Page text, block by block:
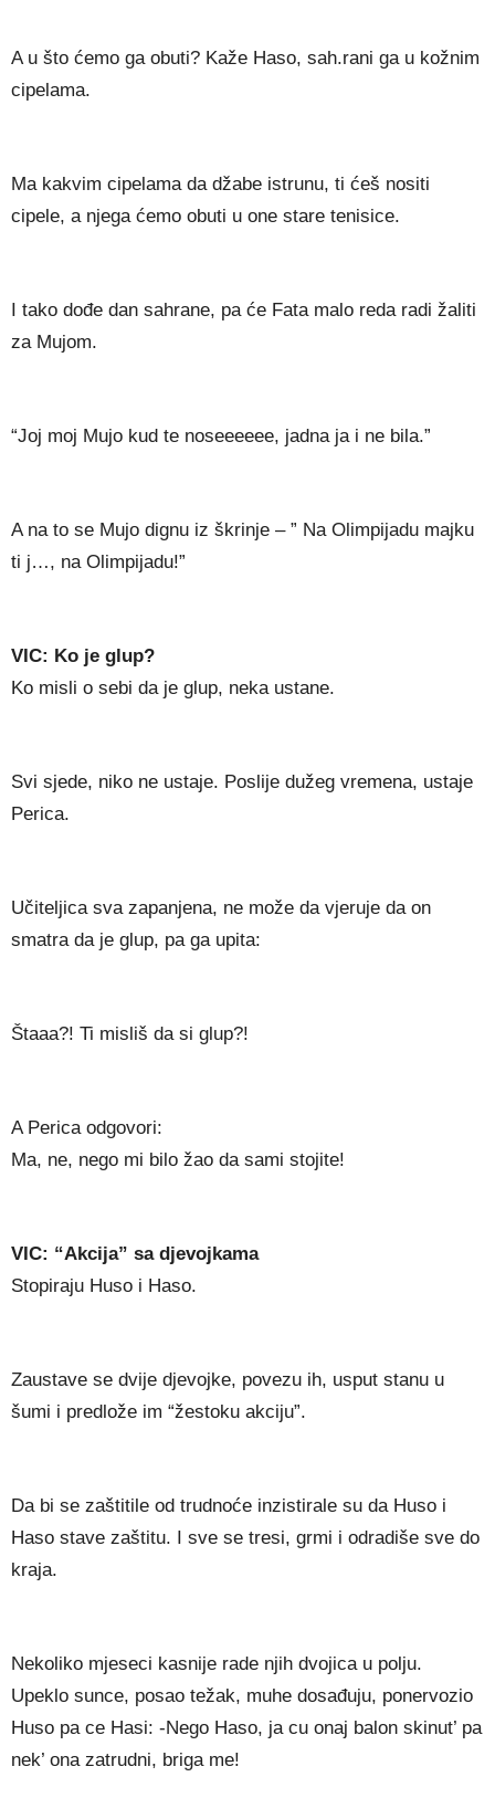
A u što ćemo ga obuti? Kaže Haso, sah.rani ga u kožnim
cipelama.
Ma kakvim cipelama da džabe istrunu, ti ćeš nositi
cipele, a njega ćemo obuti u one stare tenisice.
I tako dođe dan sahrane, pa će Fata malo reda radi žaliti
za Mujom.
“Joj moj Mujo kud te noseeeeee, jadna ja i ne bila.”
A na to se Mujo dignu iz škrinje – ” Na Olimpijadu majku
ti j…, na Olimpijadu!”
VIC: Ko je glup?
Ko misli o sebi da je glup, neka ustane.
Svi sjede, niko ne ustaje. Poslije dužeg vremena, ustaje
Perica.
Učiteljica sva zapanjena, ne može da vjeruje da on
smatra da je glup, pa ga upita:
Štaaa?! Ti misliš da si glup?!
A Perica odgovori:
Ma, ne, nego mi bilo žao da sami stojite!
VIC: “Akcija” sa djevojkama
Stopiraju Huso i Haso.
Zaustave se dvije djevojke, povezu ih, usput stanu u
šumi i predlože im “žestoku akciju”.
Da bi se zaštitile od trudnoće inzistirale su da Huso i
Haso stave zaštitu. I sve se tresi, grmi i odradiše sve do
kraja.
Nekoliko mjeseci kasnije rade njih dvojica u polju.
Upeklo sunce, posao težak, muhe dosađuju, ponervozio
Huso pa ce Hasi: -Nego Haso, ja cu onaj balon skinut’ pa
nek’ ona zatrudni, briga me!